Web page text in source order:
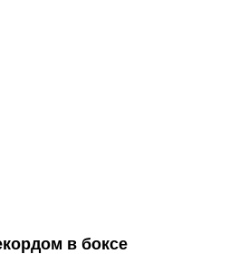
в боксе